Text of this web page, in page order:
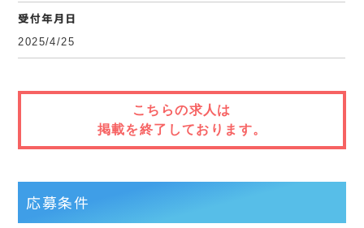
受付年月日
2025/4/25
こちらの求人は
掲載を終了しております。
応募条件